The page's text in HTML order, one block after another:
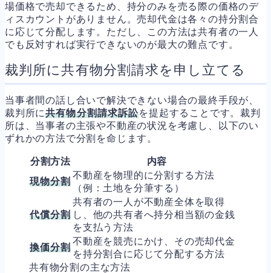
場価格で売却できるため、持分のみを売る際の価格のデ
ィスカウントがありません。売却代金は各々の持分割合
に応じて分配します。ただし、この方法は共有者の一人
でも反対すれば実行できないのが最大の難点です。
裁判所に共有物分割請求を申し立てる
当事者間の話し合いで解決できない場合の最終手段が、
裁判所に共有物分割請求訴訟を提起することです。裁判
所は、当事者の主張や不動産の状況を考慮し、以下のい
ずれかの方法で分割を命じます。
分割方法
内容
現物分割
不動産を物理的に分割する方法
（例：土地を分筆する）
代償分割
共有者の一人が不動産全体を取得
し、他の共有者へ持分相当額の金銭
を支払う方法
換価分割
不動産を競売にかけ、その売却代金
を持分割合に応じて分配する方法
共有物分割の主な方法